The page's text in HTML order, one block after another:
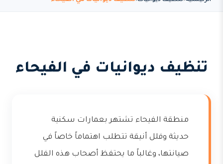
تنظيف ديوانيات في الفيحاء
منطقة الفيحاء تشتهر بعمارات سكنية
حديثة وفلل أنيقة تتطلب اهتماماً خاصاً في
صيانتها، وغالباً ما يحتفظ أصحاب هذه الفلل